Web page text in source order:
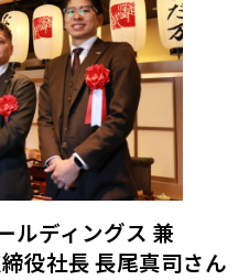
ルディングス 兼
役社長 長尾真司さん